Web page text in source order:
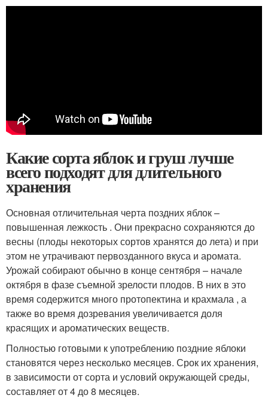
Какие сорта яблок и груш лучше
всего подходят для длительного
хранения
Основная отличительная черта поздних яблок –
повышенная лежкость . Они прекрасно сохраняются до
весны (плоды некоторых сортов хранятся до лета) и при
этом не утрачивают первозданного вкуса и аромата.
Урожай собирают обычно в конце сентября – начале
октября в фазе съемной зрелости плодов. В них в это
время содержится много протопектина и крахмала , а
также во время дозревания увеличивается доля
красящих и ароматических веществ.
Полностью готовыми к употреблению поздние яблоки
становятся через несколько месяцев. Срок их хранения,
в зависимости от сорта и условий окружающей среды,
составляет от 4 до 8 месяцев.